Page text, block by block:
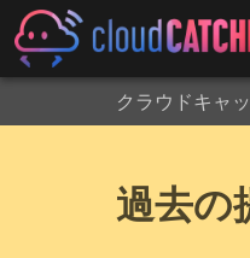
クラウドキャ
過去の